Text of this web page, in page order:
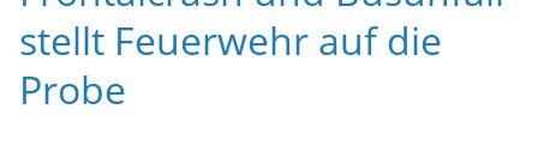
stellt Feuerwehr auf die
Probe